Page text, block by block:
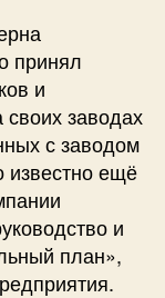
принял
и
заводах
с заводом
известно ещё
и
план»,